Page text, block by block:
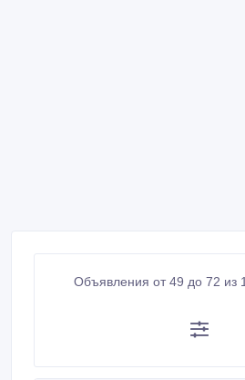
Объявления от 49 до 72 из